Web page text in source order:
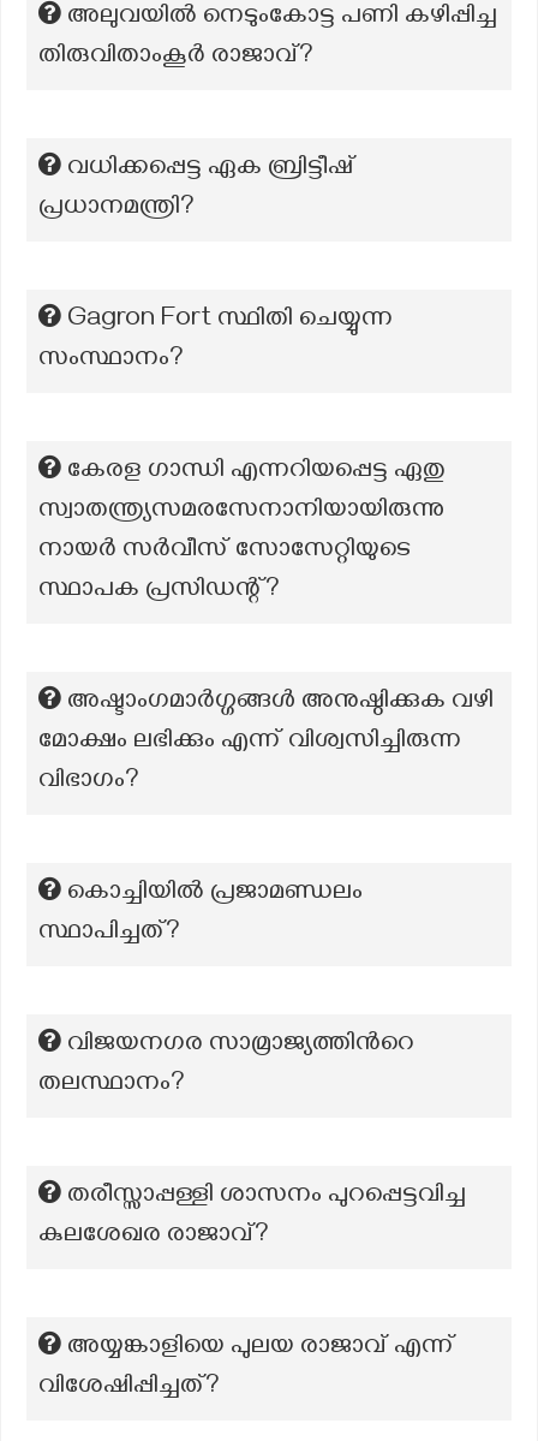
അലുവയിൽ നെടുംകോട്ട പണി കഴിപ്പിച്ച
തിരുവിതാംകൂർ രാജാവ്?
വധിക്കപ്പെട്ട ഏക ബ്രിട്ടീഷ്
പ്രധാനമന്ത്രി?
Gagron Fort സ്ഥിതി ചെയ്യുന്ന
സംസ്ഥാനം?
കേരള ഗാന്ധി എന്നറിയപ്പെട്ട ഏതു
സ്വാതന്ത്ര്യസമരസേനാനിയായിരുന്നു
നായർ സർവീസ് സോസേറ്റിയുടെ
സ്ഥാപക പ്രസിഡന്റ്?
അഷ്ടാംഗമാർഗ്ഗങ്ങൾ അനുഷ്ഠിക്കുക വഴി
മോക്ഷം ലഭിക്കും എന്ന് വിശ്വസിച്ചിരുന്ന
വിഭാഗം?
കൊച്ചിയിൽ പ്രജാമണ്ഡലം
സ്ഥാപിച്ചത്?
വിജയനഗര സാമ്രാജ്യത്തിന്‍റെ
തലസ്ഥാനം?
തരീസ്സാപ്പള്ളി ശാസനം പുറപ്പെട്ടവിച്ച
കുലശേഖര രാജാവ്?
അയ്യങ്കാളിയെ പുലയ രാജാവ് എന്ന്
വിശേഷിപ്പിച്ചത്?